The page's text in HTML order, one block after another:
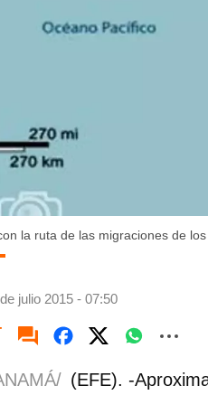
la ruta de las migraciones de
julio 2015 - 07:50
(EFE). -